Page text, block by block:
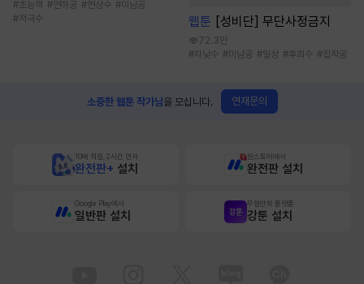
#초능력 #연하공 #연상수 #미남공
#적극수 웹툰 [성비단] 무단사정금지
72.3만
#자낮수 #미남공 #일상 #후회수 #집착공
소중한 웹툰 작가님을 모십니다. 연재문의
10배 적립, 2시간 먼저
완전판+ 설치
원스토어에서
완전판 설치
Google Play에서
일반판 설치
무협만화 플랫폼
강툰 설치